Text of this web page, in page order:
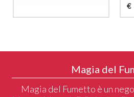
€
Magia del
Magia del Fumetto è un